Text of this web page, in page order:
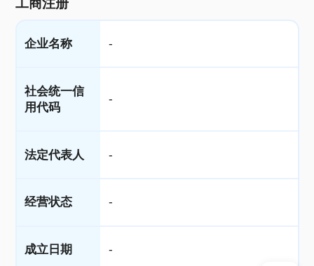
工商注册
企业名称 -
社会统一信
用代码
-
法定代表人 -
经营状态 -
成立日期 -